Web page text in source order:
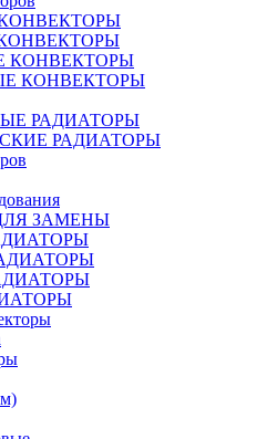
КОНВЕКТОРЫ
КОНВЕКТОРЫ
РАДИАТОРЫ
РАДИАТОРЫ
ЗАМЕНЫ